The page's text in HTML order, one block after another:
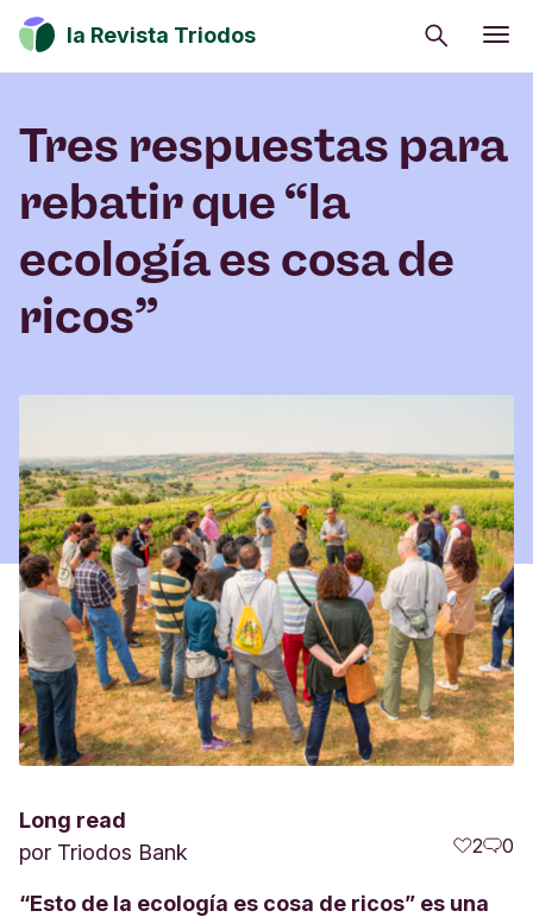
la Revista Triodos Buscar
Suscribirme
Consumo consciente
Estrategia climática
Iniciativas sociales
Inversión de impacto
Tres respuestas para
rebatir que “la
ecología es cosa de
ricos”
Long read
por Triodos Bank 2 0
“Esto de la ecología es cosa de ricos” es una